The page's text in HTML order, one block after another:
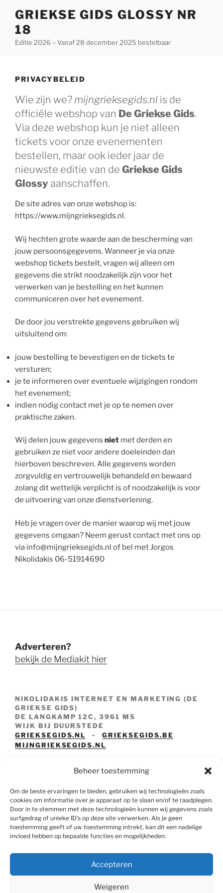
Beheer toestemming
Om de beste ervaringen te bieden, gebruiken wij technologieën zoals
cookies om informatie over je apparaat op te slaan en/of te raadplegen.
Door in te stemmen met deze technologieën kunnen wij gegevens zoals
surfgedrag of unieke ID's op deze site verwerken. Als je geen
toestemming geeft of uw toestemming intrekt, kan dit een nadelige
invloed hebben op bepaalde functies en mogelijkheden.
Accepteren
Weigeren
inhoud
GRIEKSE GIDS GLOSSY NR
18
Editie 2026 – Vanaf 28 december 2025 bestelbaar
PRIVACYBELEID
Wie zijn we? mijngrieksegids.nl is de
officiële webshop van De Griekse Gids.
Via deze webshop kun je niet alleen
tickets voor onze evenementen
bestellen, maar ook ieder jaar de
nieuwste editie van de Griekse Gids
Glossy aanschaffen.
De site adres van onze webshop is:
https://www.mijngrieksegids.nl.
Wij hechten grote waarde aan de bescherming van
jouw persoonsgegevens. Wanneer je via onze
webshop tickets bestelt, vragen wij alleen om
gegevens die strikt noodzakelijk zijn voor het
verwerken van je bestelling en het kunnen
communiceren over het evenement.
De door jou verstrekte gegevens gebruiken wij
uitsluitend om:
jouw bestelling te bevestigen en de tickets te
versturen;
je te informeren over eventuele wijzigingen rondom
het evenement;
indien nodig contact met je op te nemen over
praktische zaken.
Wij delen jouw gegevens niet met derden en
gebruiken ze niet voor andere doeleinden dan
hierboven beschreven. Alle gegevens worden
zorgvuldig en vertrouwelijk behandeld en bewaard
zolang dit wettelijk verplicht is of noodzakelijk is voor
de uitvoering van onze dienstverlening.
Heb je vragen over de manier waarop wij met jouw
gegevens omgaan? Neem gerust contact met ons op
via info@mijngrieksegids.nl of bel met Jorgos
Nikolidakis 06-51914690
Adverteren?
bekijk de Mediakit hier
NIKOLIDAKIS INTERNET EN MARKETING (DE
GRIEKSE GIDS)
DE LANGKAMP 12C, 3961 MS
WIJK BIJ DUURSTEDE
GRIEKSEGIDS.NL
-GRIEKSEGIDS.BE
MIJNGRIEKSEGIDS.NL
TOMAGAZAKI.NL
GRIEKSE GIDS REIZEN
GRIEKSEGIDSREIZEN.NL
Contact
E-mail : info@mijngrieksegids.nl